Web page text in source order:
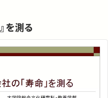
を行う際に生じる様々な問
介します。
』を測る